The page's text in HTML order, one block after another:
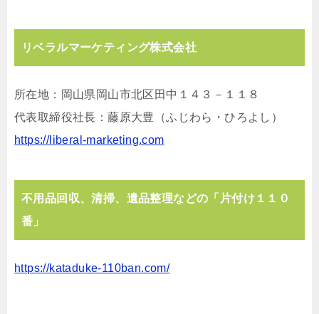
リベラルマーケティング株式会社
所在地：岡⼭県岡⼭市北区⽥中１４３－１１８
代表取締役社⻑：藤原⼤豊（ふじわら・ひろよし）
https://liberal-marketing.com
不⽤品回収、清掃、遺品整理などの「⽚付け１１０
番」
https://kataduke-110ban.com/